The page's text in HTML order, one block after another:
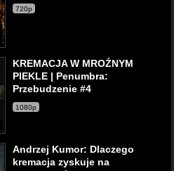
720p
KREMACJA W MROŹNYM
PIEKLE | Penumbra:
Przebudzenie #4
1080p
Andrzej Kumor: Dlaczego
kremacja zyskuje na